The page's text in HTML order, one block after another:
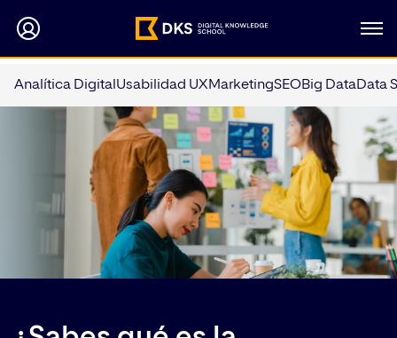
Analítica Digital Usabilidad UXMarketingSEOBig DataData